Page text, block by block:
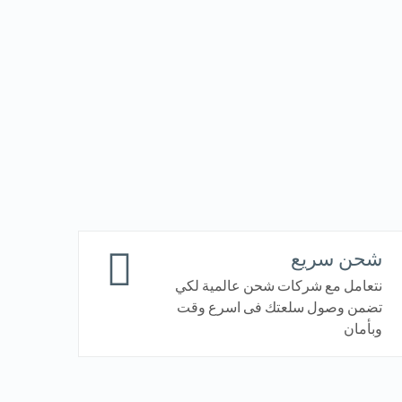
شحن سريع
نتعامل مع شركات شحن عالمية لكي
تضمن وصول سلعتك فى اسرع وقت
وبأمان